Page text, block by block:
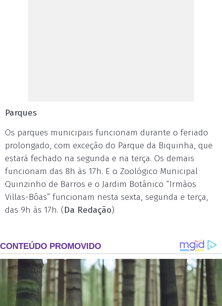
Parques
Os parques municipais funcionam durante o feriado
prolongado, com exceção do Parque da Biquinha, que
estará fechado na segunda e na terça. Os demais
funcionam das 8h às 17h. E o Zoológico Municipal
Quinzinho de Barros e o Jardim Botânico “Irmãos
Villas-Bôas” funcionam nesta sexta, segunda e terça,
das 9h às 17h. (Da Redação)